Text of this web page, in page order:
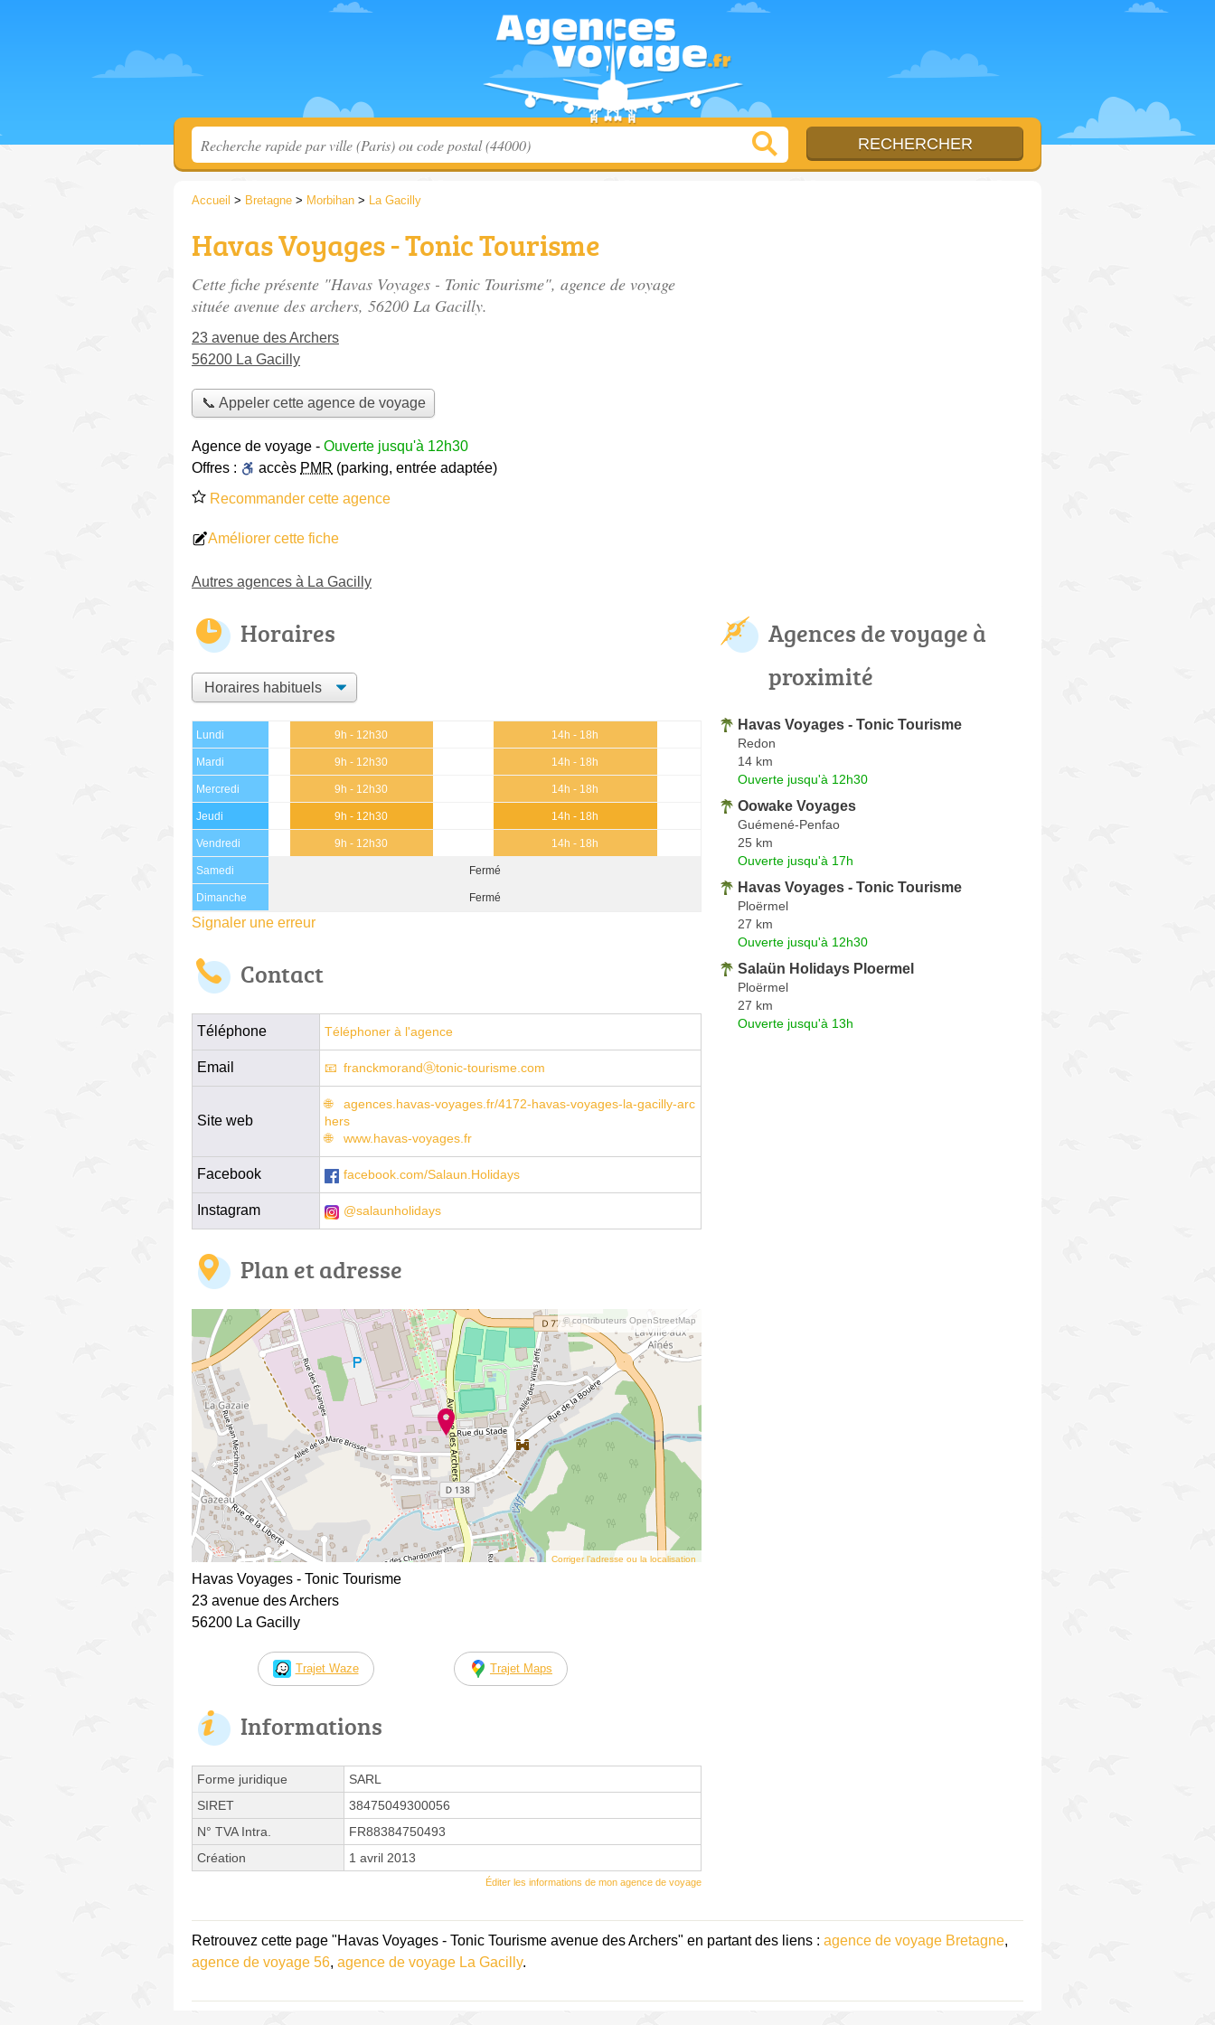
Accueil > Bretagne > Morbihan > La Gacilly
Havas Voyages - Tonic Tourisme
Cette fiche présente "Havas Voyages - Tonic Tourisme", agence de voyage
située avenue des archers, 56200 La Gacilly.
23 avenue des Archers
56200 La Gacilly
📞 Appeler cette agence de voyage
Agence de voyage - Ouverte jusqu'à 12h30
Offres :
accès PMR (parking, entrée adaptée)
Recommander cette agence
Améliorer cette fiche
Autres agences à La Gacilly
Horaires
Lundi 9h - 12h30 14h - 18h
Mardi 9h - 12h30 14h - 18h
Mercredi 9h - 12h30 14h - 18h
Jeudi 9h - 12h30 14h - 18h
Vendredi 9h - 12h30 14h - 18h
Samedi Fermé
Dimanche Fermé
Signaler une erreur
Contact
Téléphone Téléphoner à l'agence
Email franckmorandⓐtonic-tourisme.com
Site web
agences.havas-voyages.fr/4172-havas-voyages-la-gacilly-arc
hers
www.havas-voyages.fr
Facebook facebook.com/Salaun.Holidays
Instagram @salaunholidays
Plan et adresse
© contributeurs OpenStreetMap
Corriger l’adresse ou la localisation
Havas Voyages - Tonic Tourisme
23 avenue des Archers
56200 La Gacilly
Trajet Waze Trajet Maps
Informations
Forme juridique
SARL
SIRET
38475049300056
N° TVA Intra.
FR88384750493
Création
1 avril 2013
Éditer les informations de mon agence de voyage
Agences de voyage à
proximité
Havas Voyages - Tonic Tourisme
Redon
14 km
Ouverte jusqu'à 12h30
Oowake Voyages
Guémené-Penfao
25 km
Ouverte jusqu'à 17h
Havas Voyages - Tonic Tourisme
Ploërmel
27 km
Ouverte jusqu'à 12h30
Salaün Holidays Ploermel
Ploërmel
27 km
Ouverte jusqu'à 13h
Retrouvez cette page "Havas Voyages - Tonic Tourisme avenue des Archers" en partant des liens : agence de voyage Bretagne,
agence de voyage 56, agence de voyage La Gacilly.